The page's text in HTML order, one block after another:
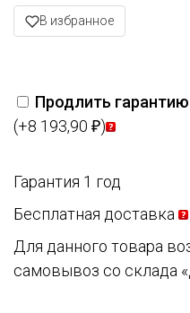
В избранное
Продлить гарантию
(+8 193,90 ₽)
Гарантия 1 год
Бесплатная доставка
Для данного товара
самовывоз со склада